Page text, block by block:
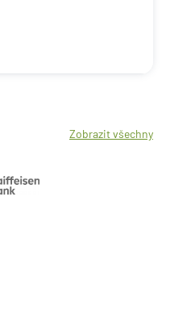
Zobrazit všechny